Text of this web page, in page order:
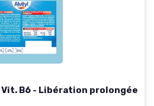
Vit. B6 - Libération prolongée